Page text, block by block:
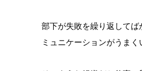
部下が失敗を繰り返して
ミュニケーションがうまく